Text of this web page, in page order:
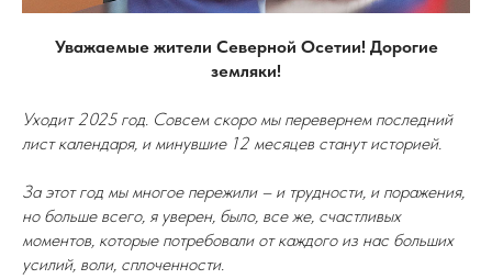
Уважаемые жители Северной Осетии! Дорогие
земляки!
Уходит 2025 год. Совсем скоро мы перевернем последний
лист календаря, и минувшие 12 месяцев станут историей.
За этот год мы многое пережили – и трудности, и поражения,
но больше всего, я уверен, было, все же, счастливых
моментов, которые потребовали от каждого из нас больших
усилий, воли, сплоченности.